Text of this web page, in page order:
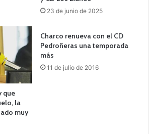
23 de junio de 2025
que
la
muy
Charco renueva con el CD
Pedroñeras una temporada
más
11 de julio de 2016